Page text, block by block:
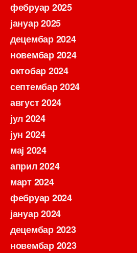
фебруар 2025
јануар 2025
децембар 2024
новембар 2024
октобар 2024
септембар 2024
август 2024
јул 2024
јун 2024
мај 2024
април 2024
март 2024
фебруар 2024
јануар 2024
децембар 2023
новембар 2023